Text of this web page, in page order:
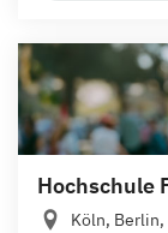
Hochschule
Köln,